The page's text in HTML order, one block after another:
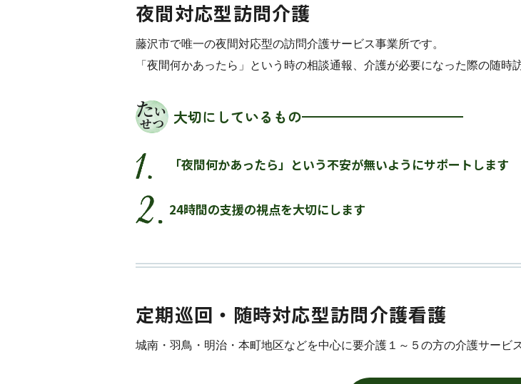
夜間対応型訪問介護
藤沢市で唯一の夜間対応型の訪問介護サービス事業所です。
「夜間何かあったら」という時の相談通報、介護が必要になった際の随時
大切にしているもの
「夜間何かあったら」という不安が無いようにサポートします
24時間の支援の視点を大切にします
定期巡回・随時対応型訪問介護看護
城南・羽鳥・明治・本町地区などを中心に要介護１～５の方の介護サービ